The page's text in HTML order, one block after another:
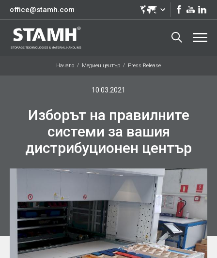
office@stamh.com
Начало Медиен център Press Release
10.03.2021
Изборът на правилните
системи за вашия
дистрибуционен център